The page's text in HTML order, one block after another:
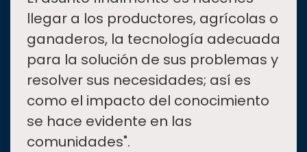
llegar a los productores, agrícolas o
ganaderos, la tecnología adecuada
para la solución de sus problemas y
resolver sus necesidades; así es
como el impacto del conocimiento
se hace evidente en las
comunidades".